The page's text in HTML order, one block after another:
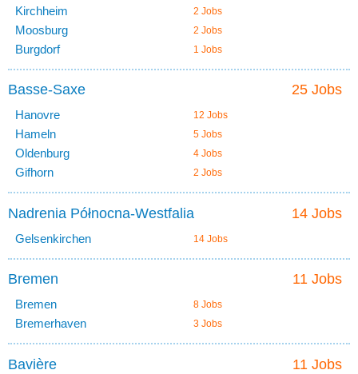
Kirchheim 2 Jobs
Moosburg 2 Jobs
Burgdorf 1 Jobs
25 Jobs
Basse-Saxe
Hanovre 12 Jobs
Hameln 5 Jobs
Oldenburg 4 Jobs
Gifhorn 2 Jobs
14 Jobs
Nadrenia Północna-Westfalia
Gelsenkirchen 14 Jobs
11 Jobs
Bremen
Bremen 8 Jobs
Bremerhaven 3 Jobs
11 Jobs
Bavière